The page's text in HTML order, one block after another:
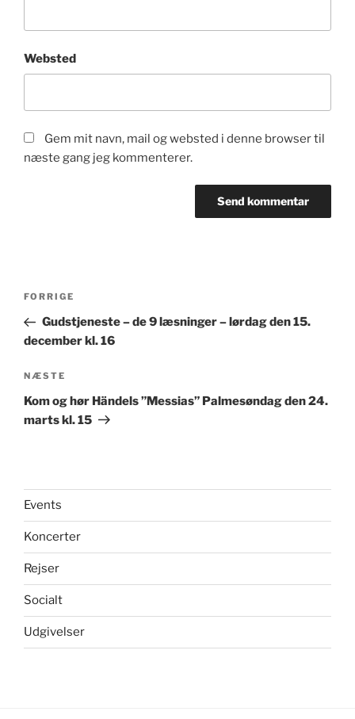
Websted
Gem mit navn, mail og websted i denne browser til
næste gang jeg kommenterer.
Indlægsnavigation
Forrige
indlæg
FORRIGE
Gudstjeneste – de 9 læsninger – lørdag den 15.
december kl. 16
Næste
indlæg
NÆSTE
Kom og hør Händels ”Messias” Palmesøndag den 24.
marts kl. 15
Events
Koncerter
Rejser
Socialt
Udgivelser